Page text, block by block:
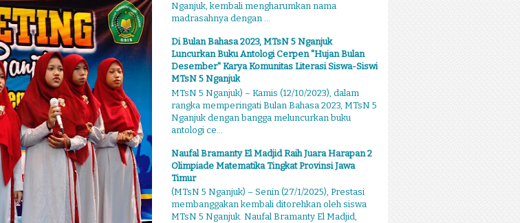
Nganjuk, kembali mengharumkan nama
madrasahnya dengan ...
Di Bulan Bahasa 2023, MTsN 5 Nganjuk
Luncurkan Buku Antologi Cerpen "Hujan Bulan
Desember" Karya Komunitas Literasi Siswa-Siswi
MTsN 5 Nganjuk
MTsN 5 Nganjuk) – Kamis (12/10/2023), dalam
rangka memperingati Bulan Bahasa 2023, MTsN 5
Nganjuk dengan bangga meluncurkan buku
antologi ce...
Naufal Bramanty El Madjid Raih Juara Harapan 2
Olimpiade Matematika Tingkat Provinsi Jawa
Timur
(MTsN 5 Nganjuk) – Senin (27/1/2025), Prestasi
membanggakan kembali ditorehkan oleh siswa
MTsN 5 Nganjuk. Naufal Bramanty El Madjid,